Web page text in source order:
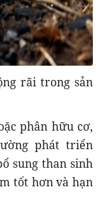
rãi trong sản
phân hữu cơ,
phát triển
sung than sinh
tốt hơn và hạn